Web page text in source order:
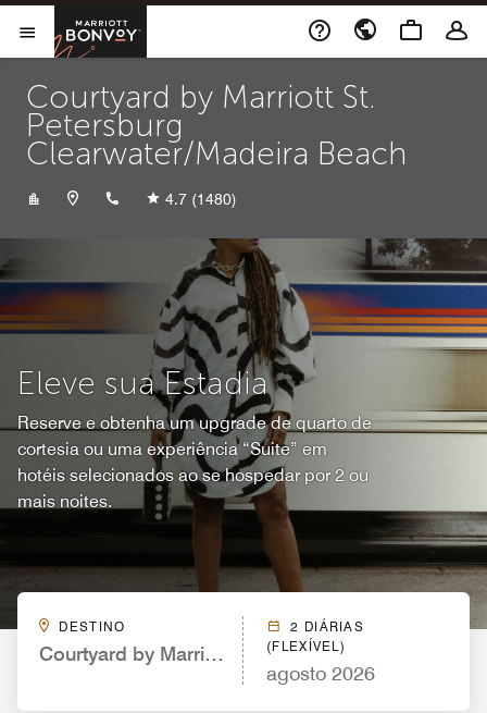
Skip to Content
Abrir menu
Marriott Bonvoy
Courtyard by Marriott St.
Petersburg
Clearwater/Madeira Beach
+17273928088
4.7 (1480)
Eleve sua Estadia
Reserve e obtenha um upgrade de quarto de
cortesia ou uma experiência “Suite” em
hotéis selecionados ao se hospedar por 2 ou
mais noites.
DESTINO
Courtyard by Marriott St. Petersburg Clearwater/
2 DIÁRIAS
(FLEXÍVEL)
agosto 2026